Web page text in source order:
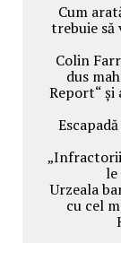
Cum
trebuie să
Colin
dus
Report“ și
le
Urzeala
cu cel